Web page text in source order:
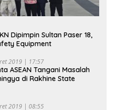
Dipimpin Sultan Paser 18,
Equipment
2019 | 17:57
ASEAN Tangani Masalah
di Rakhine State
2019 | 08:55